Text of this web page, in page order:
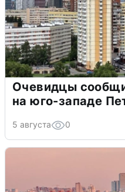
Очевидцы
на юго-западе
5 августа 0